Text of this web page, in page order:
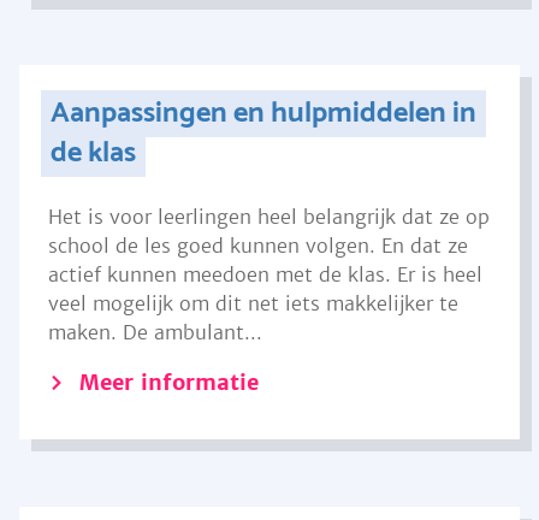
Aanpassingen en hulpmiddelen in
de klas
Het is voor leerlingen heel belangrijk dat ze op
school de les goed kunnen volgen. En dat ze
actief kunnen meedoen met de klas. Er is heel
veel mogelijk om dit net iets makkelijker te
maken. De ambulant...
Meer informatie